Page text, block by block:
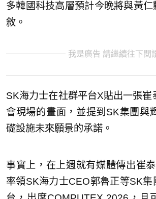
多韓國科技高層預計今晚將與黃
敘。
我是廣告 請繼續往下閱
SK海力士在社群平台X貼出一張崔
會現場的畫面，並提到SK集團與
礎設施未來願景的承諾。
事實上，在上週就有媒體傳出崔
率領SK海力士CEO郭魯正等SK集